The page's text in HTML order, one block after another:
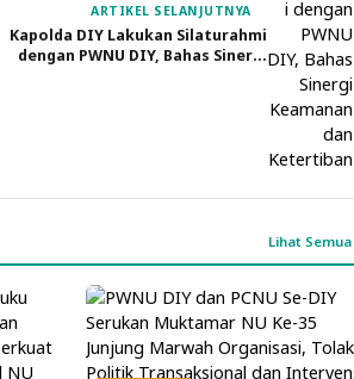
ARTIKEL SELANJUTNYA
Kapolda DIY Lakukan Silaturahmi
dengan PWNU DIY, Bahas Sinergi
Lihat Semua